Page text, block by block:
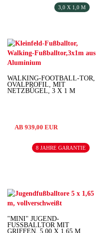
3,0 X 1,0 M
WALKING-FOOTBALL-TOR,
OVALPROFIL, MIT
NETZBÜGEL, 3 X 1 M
AB 939,00 EUR
8 JAHRE GARANTIE
"MINI" JUGEND-
FUSSBALLTOR MIT G
RIFFEN, 5,00 X 1,65 M